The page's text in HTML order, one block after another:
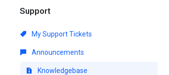
Support
My Support Tickets
Announcements
Knowledgebase